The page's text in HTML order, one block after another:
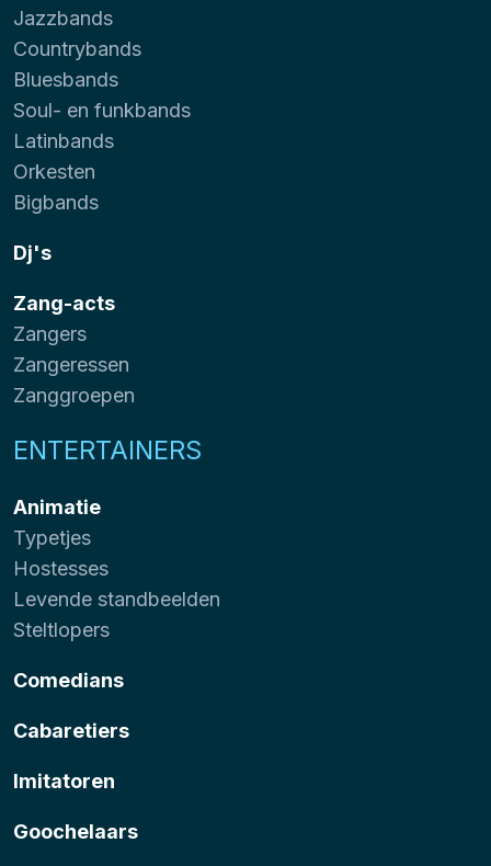
Jazzbands
Countrybands
Bluesbands
Soul- en funkbands
Latinbands
Orkesten
Bigbands
Dj's
Zang-acts
Zangers
Zangeressen
Zanggroepen
ENTERTAINERS
Animatie
Typetjes
Hostesses
Levende standbeelden
Steltlopers
Comedians
Cabaretiers
Imitatoren
Goochelaars